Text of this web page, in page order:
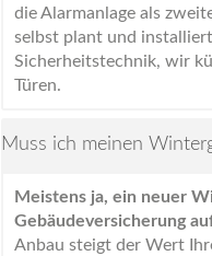
die Alarmanlage als
selbst plant und
Sicherheitstechnik, wir
Türen.
Muss ich meinen
Meistens ja, ein neuer
Gebäudeversicherung
Anbau steigt der Wert